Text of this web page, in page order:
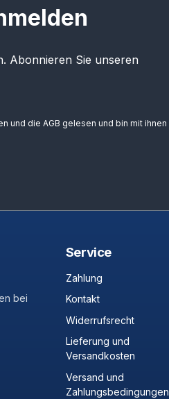
Abonnieren Sie unseren
und die AGB gelesen und bin mit ihnen
bei
Service
Zahlung
Kontakt
Widerrufsrecht
Lieferung und
Versandkosten
Versand und
Zahlungsbedingungen